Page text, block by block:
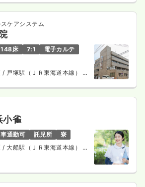
ケアシステム
148床 7:1
電子カルテ
/ 戸塚駅（ＪＲ東海道本線） 徒
小雀
車通勤可 託児所
寮
/ 大船駅（ＪＲ東海道本線） バ